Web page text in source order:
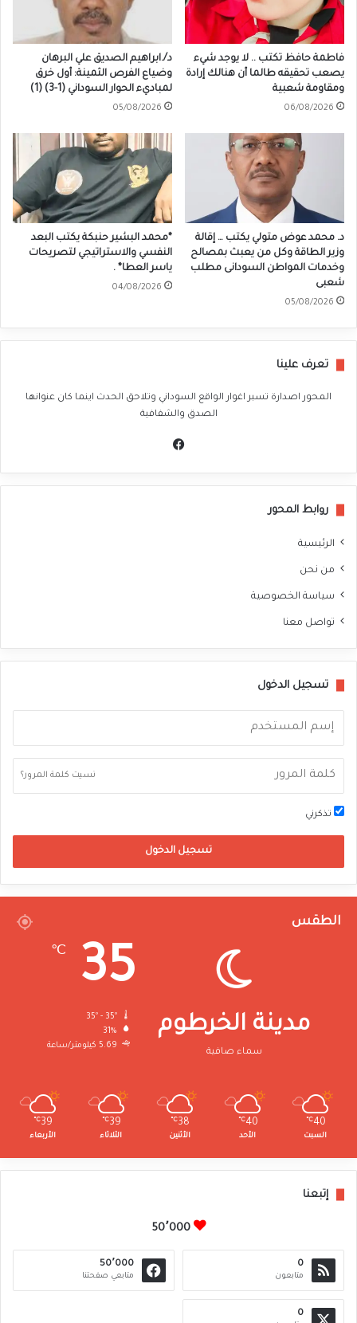
فاطمة حافظ تكتب .. لا يوجد شيء
يصعب تحقيقه طالما أن هنالك إرادة
ومقاومة شعبية
06/08/2026
د/.ابراهيم الصديق علي البرهان
وضياع الفرص الثمينة: أول خرق
لمباديء الحوار السوداني (1-3) (1)
05/08/2026
د. محمد عوض متولي يكتب … إقالة
وزير الطاقة وكل من يعبث بمصالح
وخدمات المواطن السودانى مطلب
شعبى
05/08/2026
*محمد البشير حنبكة يكتب البعد
النفسي والاستراتيجي لتصريحات
ياسر العطا* .
04/08/2026
تعرف علينا
المحور اصدارة تسبر اغوار الواقع السوداني وتلاحق الحدث اينما كان عنوانها
الصدق والشفافية
روابط المحور
الرئيسية
من نحن
سياسة الخصوصية
تواصل معنا
تسجيل الدخول
نسيت كلمة المرور؟
تذكرني
تسجيل الدخول
الطقس
مدينة الخرطوم
سماء صافية
35
℃
31%
5.69 كيلومتر/ساعة
40
℃
السبت
40
℃
الأحد
38
℃
الأثنين
39
℃
الثلاثاء
39
℃
الأربعاء
إتبعنا
50٬000
0
متابعون
50٬000
متابعي صفحتنا
0